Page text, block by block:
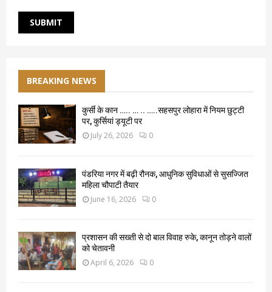
BREAKING NEWS
कुर्सी के कान ….. … .. …..सहसपुर लोहारा में नियम छुट्टी
पर, कुर्सियां ड्यूटी पर
July 26, 2026 0
पंडरिया नगर में बढ़ी रौनक, आधुनिक सुविधाओं से सुसज्जित
महिला चौपाटी तैयार
June 16, 2026 0
प्रशासन की सख्ती से दो बाल विवाह रुके, कानून तोड़ने वालों
को चेतावनी
April 6, 2026 0